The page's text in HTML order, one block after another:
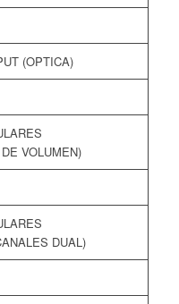
(OPTICA)
VOLUMEN)
DUAL)